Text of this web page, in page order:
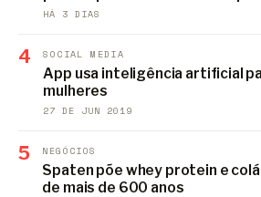
HÁ 3 DIAS
4 SOCIAL MEDIA
App usa inteligência artificial
mulheres
27 DE JUN 2019
5 NEGÓCIOS
Spaten põe whey protein e
de mais de 600 anos